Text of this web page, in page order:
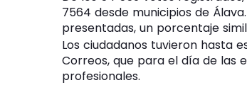
7564 desde municipios de
presentadas, un porcentaje
Los ciudadanos tuvieron hasta
Correos, que para el día de las
profesionales.